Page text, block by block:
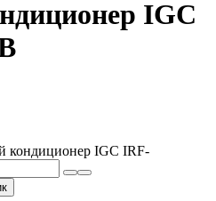
IGC
кондиционер IGC IRF-